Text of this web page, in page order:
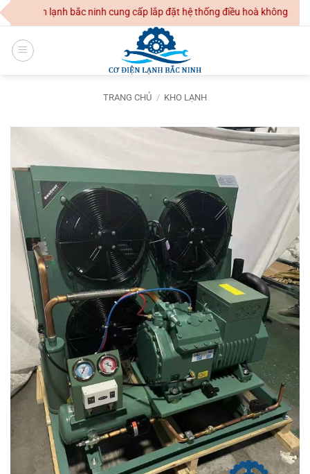
Skip
to
content
điện lạnh bắc ninh cung cấp lắp đặt hệ thống điều hoà không khí dân
TRANG CHỦ / KHO LẠNH